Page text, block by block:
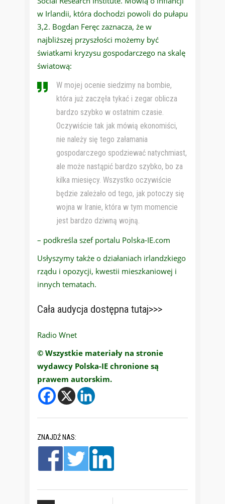
w Irlandii, która dochodzi powoli do pułapu
3,2. Bogdan Feręc zaznacza, że w
najbliższej przyszłości możemy być
światkami kryzysu gospodarczego na skalę
światową:
W mojej ocenie siedzimy na bombie,
która już zaczęła tykać i zegar oblicza
bardzo szybko w ostatnim czasie.
Oczywiście tak jak mówią ekonomiści,
nie należy się tego załamania
gospodarczego spodziewać natychmiast,
ale może nastąpić bardzo szybko, bo za
kilka miesięcy. Wszystko oczywiście
będzie zależało od tego, jak potoczy się
wojna w Iranie, która w tym momencie
jest bardzo dziwną wojną.
– podkreśla szef portalu Polska-IE.com
Usłyszymy także o działaniach irlandzkiego
rządu i opozycji, kwestii mieszkaniowej i
innych tematach.
Cała audycja dostępna tutaj>>>
Radio Wnet
© Wszystkie materiały na stronie
wydawcy Polska-IE chronione są
prawem autorskim.
ZNAJDŹ NAS: